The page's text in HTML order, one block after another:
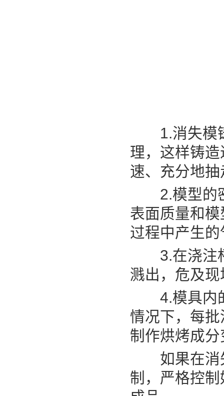
1.消失模铸
理，这样铸
速、充分地
2.模型的密
表面质量和
过程中产生
3.在浇注杯
溅出，危及
4.模具内的
情况下，每
制作烘烤成
如果在消失
制，严格控